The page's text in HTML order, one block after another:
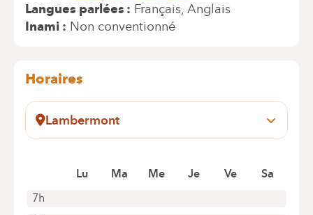
Langues parlées
Français Anglais
Inami
Non conventionné
Horaires
Lambermont
Rue des Pensées, 1-5
Prendre rendez-vous en ligne
7h
Lu Ma Me Je Ve Sa